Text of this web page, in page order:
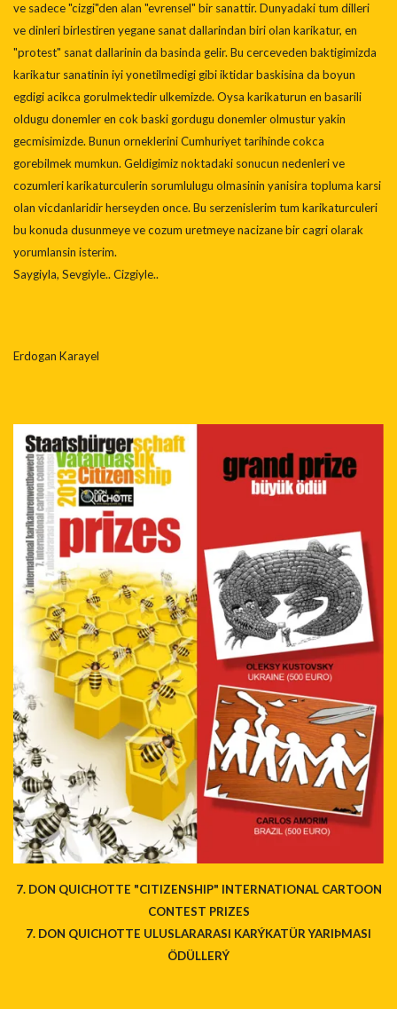
ve sadece "cizgi"den alan "evrensel" bir sanattir. Dunyadaki tum dilleri
ve dinleri birlestiren yegane sanat dallarindan biri olan karikatur, en
"protest" sanat dallarinin da basinda gelir. Bu cerceveden baktigimizda
karikatur sanatinin iyi yonetilmedigi gibi iktidar baskisina da boyun
egdigi acikca gorulmektedir ulkemizde. Oysa karikaturun en basarili
oldugu donemler en cok baski gordugu donemler olmustur yakin
gecmisimizde. Bunun orneklerini Cumhuriyet tarihinde cokca
gorebilmek mumkun. Geldigimiz noktadaki sonucun nedenleri ve
cozumleri karikaturculerin sorumlulugu olmasinin yanisira topluma karsi
olan vicdanlaridir herseyden once. Bu serzenislerim tum karikaturculeri
bu konuda dusunmeye ve cozum uretmeye nacizane bir cagri olarak
yorumlansin isterim.
Saygiyla, Sevgiyle.. Cizgiyle..
Erdogan Karayel
7. DON QUICHOTTE "CITIZENSHIP" INTERNATIONAL CARTOON
CONTEST PRIZES
7. DON QUICHOTTE ULUSLARARASI KARÝKATÜR YARIÞMASI
ÖDÜLLERÝ